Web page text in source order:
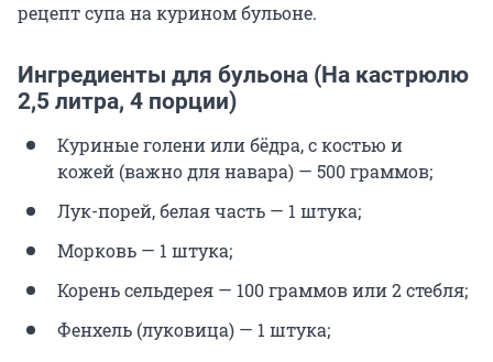
рецепт супа на курином бульоне.
Ингредиенты для бульона (На кастрюлю
2,5 литра, 4 порции)
Куриные голени или бёдра, с костью и
кожей (важно для навара) — 500 граммов;
Лук-порей, белая часть — 1 штука;
Морковь — 1 штука;
Корень сельдерея — 100 граммов или 2 стебля;
Фенхель (луковица) — 1 штука;